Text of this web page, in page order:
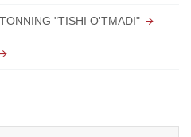
"TISHI O'TMADI"